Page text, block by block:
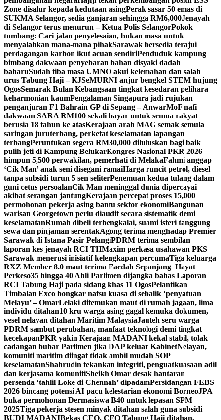
Zone disalur kepada kedutaan asingPerak sasar 50 emas di
SUKMA Selangor, sedia ganjaran sehingga RM6,000Jenayah
di Selangor terus menurun – Ketua Polis SelangorPokok
tumbang: Cari jalan penyelesaian, bukan masa untuk
menyalahkan mana-mana pihakSarawak bersedia terajui
perdagangan karbon ikut acuan sendiriPenduduk kampung
bimbang dakwaan penyebaran bahan disyaki dadah
baharuSudah tiba masa UMNO akui kelemahan dan salah
urus Tabung Haji – KJSeMURNI anjur bengkel STEM hujung
OgosSemarak Bulan Kebangsaan tingkat kesedaran pelihara
keharmonian kaumPengalaman Singapura jadi rujukan
penganjuran F1 Bahrain GP di Sepang – AnwarMoF nafi
dakwaan SARA RM100 sekali bayar untuk semua rakyat
berusia 18 tahun ke atasKerajaan arah MAG semak semula
saringan juruterbang, perketat keselamatan lapangan
terbangPeruntukan segera RM30,000 diluluskan bagi baik
pulih jeti di Kampung BelukarKongres Nasional PKR 2026
himpun 5,500 perwakilan, pemerhati di MelakaFahmi anggap
‘Cik Man’ anak seni disegani ramaiHarga runcit petrol, diesel
tanpa subsidi turun 5 sen seliterPenemuan kedua tulang dalam
guni cetus persoalanCik Man meninggal dunia dipercayai
akibat serangan jantungKerajaan percepat proses 15,000
permohonan pekerja asing bantu sektor ekonomiBangunan
warisan Georgetown perlu diaudit secara sistematik demi
keselamatanRumah dibeli terbengkalai, suami isteri tanggung
sewa dan pinjaman serentakAgong terima menghadap Premier
Sarawak di Istana Pasir PelangiPDRM terima sembilan
laporan kes jenayah RCI THMaxim perkasa usahawan PKS
Sarawak menerusi inisiatif kelengkapan percumaTiga keluarga
RXZ Member 8.0 maut terima Faedah Sepanjang Hayat
Perkeso35 hingga 40 Ahli Parlimen dijangka bahas Laporan
RCI Tabung Haji pada sidang khas 11 OgosPelantikan
Timbalan Exco bongkar nafsu kuasa di sebalik ‘penyatuan
Melayu’ – OmarLelaki ditemukan maut di rumah jagaan, lima
individu ditahan10 kru warga asing gagal kemuka dokumen,
vesel nelayan ditahan Maritim MalaysiaJauteh seru warga
PDRM sambut perubahan, manfaat teknologi demi tingkat
kecekapanPKR yakin Kerajaan MADANI kekal stabil, tolak
cadangan bubar Parlimen jika DAP keluar KabinetNelayan,
komuniti maritim diingat tidak ambil mudah SOP
keselamatanShahrudin tekankan integriti, penguatkuasaan adil
dan kerjasama komunitiSheikh Omar desak hantaran
persenda ‘tahlil Loke di Chennah’ dipadamPersidangan FEBS
2026 bincang potensi AI pacu kelestarian ekonomi BorneoJPA
buka permohonan Dermasiswa B40 untuk lepasan SPM
2025Tiga pekerja stesen minyak ditahan salah guna subsidi
BUDI MADANIBekas CEO, CFO Tabung Haji ditahan,